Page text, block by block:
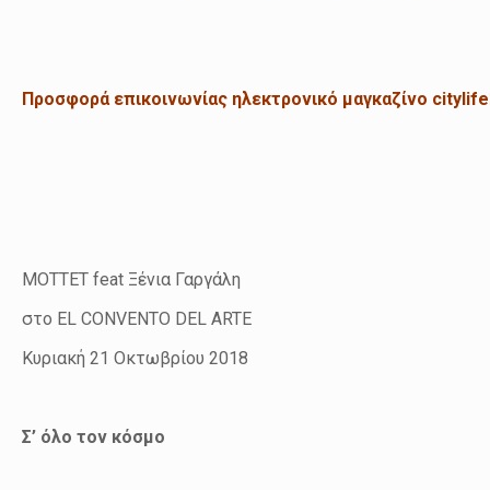
Προσφορά επικοινωνίας ηλεκτρονικό μαγκαζίνο
MOTTET feat Ξένια Γαργάλη
στο EL CONVENTO DEL ARTE
Κυριακή 21 Οκτωβρίου 2018
Σ’ όλο τον κόσμο